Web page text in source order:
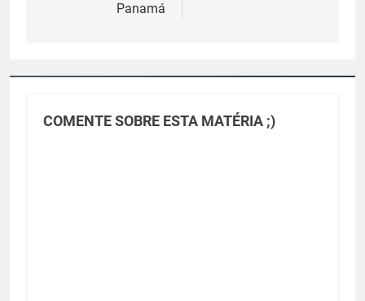
Panamá
COMENTE SOBRE ESTA MATÉRIA ;)